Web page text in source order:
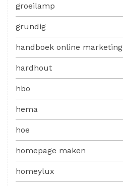
groeilamp
grundig
handboek online marketing
hardhout
hbo
hema
hoe
homepage maken
homeylux